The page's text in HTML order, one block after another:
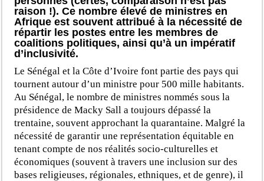
raison !). Ce nombre élevé de ministres en
Afrique est souvent attribué à la nécessité de
répartir les postes entre les membres de
coalitions politiques, ainsi qu’à un impératif
d’inclusivité.
Le Sénégal et la Côte d’Ivoire font partie des pays qui
tournent autour d’un ministre pour 500 mille habitants.
Au Sénégal, le nombre de ministres nommés sous la
présidence de Macky Sall a toujours dépassé la
trentaine, souvent approchant la quarantaine. Malgré la
nécessité de garantir une représentation équitable en
tenant compte de nos réalités socio-culturelles et
économiques (souvent à travers une inclusion sur des
bases religieuses, régionales, ethniques, et de genre), il